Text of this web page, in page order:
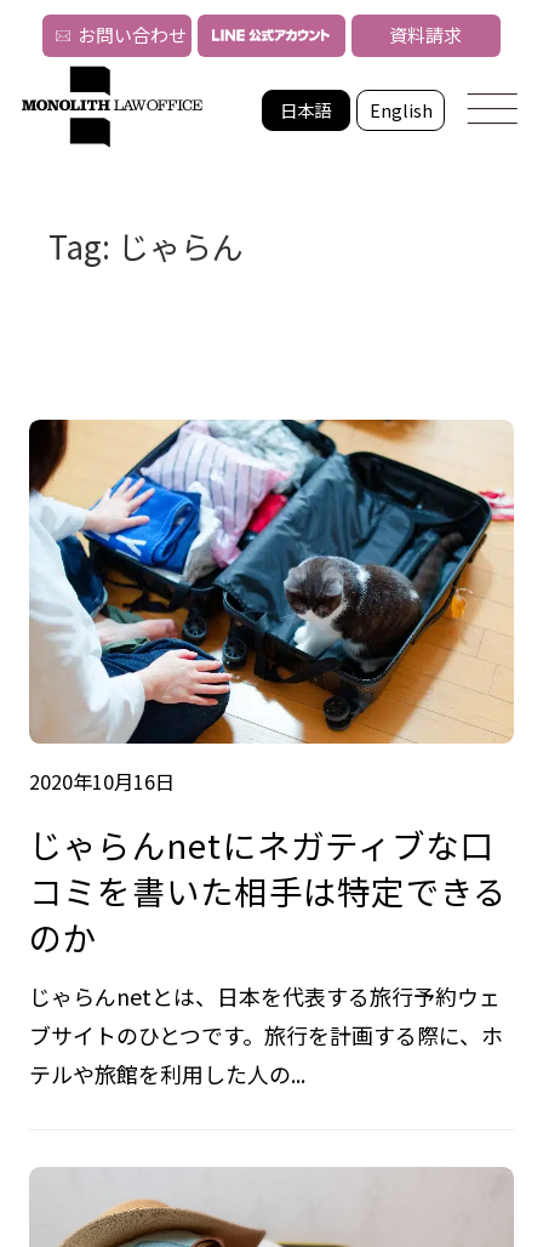
日本語 English
お問い合わせ 資料請求
Tag: じゃらん
2020年10月16日
じゃらんnetにネガティブな口
コミを書いた相手は特定できる
のか
じゃらんnetとは、日本を代表する旅行予約ウェ
ブサイトのひとつです。旅行を計画する際に、ホ
テルや旅館を利用した人の...